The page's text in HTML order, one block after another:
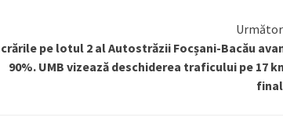
pe lotul 2 al Autostrăzii Focșani-Bacău
90%. UMB vizează deschiderea traficului pe 17